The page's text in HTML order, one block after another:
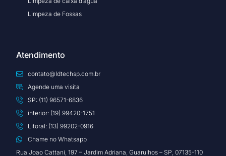
Limpeza de Fossas
Atendimento
contato@ldtechsp.com.br
Agende uma visita
SP: (11) 96571-6836
interior: (19) 99420-1751
Litoral: (13) 99202-0916
Chame no Whatsapp
Rua Joao Cattani, 197 – Jardim Adriana, Guarulhos – SP, 07135-110